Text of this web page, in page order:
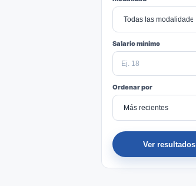
Salario mínimo
Ordenar por
Ver resultados